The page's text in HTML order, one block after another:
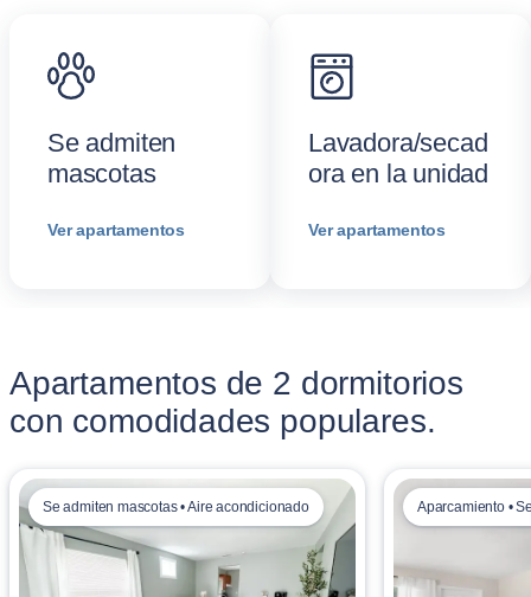
Se admiten
mascotas
Ver apartamentos
Lavadora/secad
ora en la unidad
Ver apartamentos
Apartamentos de 2 dormitorios
con comodidades populares.
Se admiten mascotas • Aire acondicionado Aparcamiento •